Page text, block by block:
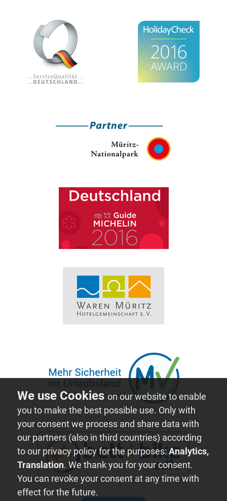
on our website to enable
you to make the best possible use. Only with
your consent we process and share data with
our partners (also in third countries) according
to our privacy policy for the purposes:Analytics,
Translation. We thank you for your consent.
You can revoke your consent at any time with
effect for the future.